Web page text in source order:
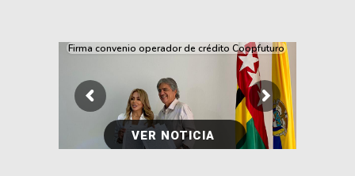
Firma convenio operador de crédito Coopfuturo
VER NOTICIA